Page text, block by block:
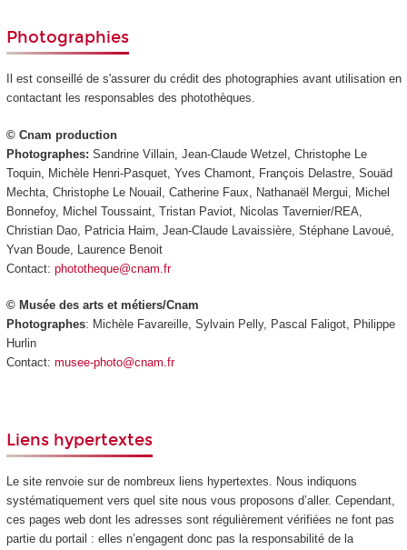
Photographies
Il est conseillé de s'assurer du crédit des photographies avant utilisation en
contactant les responsables des photothèques.
© Cnam production
Photographes: Sandrine Villain, Jean-Claude Wetzel, Christophe Le
Toquin, Michèle Henri-Pasquet, Yves Chamont, François Delastre, Souäd
Mechta, Christophe Le Nouail, Catherine Faux, Nathanaël Mergui, Michel
Bonnefoy, Michel Toussaint, Tristan Paviot, Nicolas Tavernier/REA,
Christian Dao, Patricia Haim, Jean-Claude Lavaissière, Stéphane Lavoué,
Yvan Boude, Laurence Benoit
Contact: phototheque@cnam.fr
© Musée des arts et métiers/Cnam
Photographes: Michèle Favareille, Sylvain Pelly, Pascal Faligot, Philippe
Hurlin
Contact: musee-photo@cnam.fr
Liens hypertextes
Le site renvoie sur de nombreux liens hypertextes. Nous indiquons
systématiquement vers quel site nous vous proposons d’aller. Cependant,
ces pages web dont les adresses sont régulièrement vérifiées ne font pas
partie du portail : elles n’engagent donc pas la responsabilité de la